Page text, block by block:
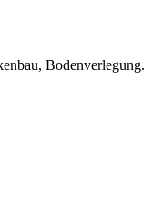
Bodenverlegung.